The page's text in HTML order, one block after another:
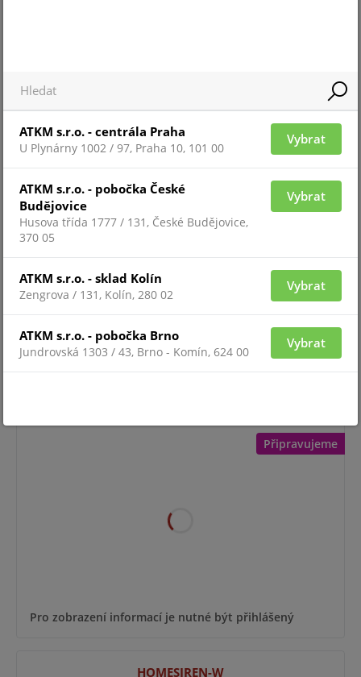
Pro zobrazení informací je nutné být přihlášený
Připravujeme
SUPERIOR STREETSIREN PLUS-W
Pro zobrazení informací je nutné být přihlášený
Připravujeme
Pro zobrazení informací je nutné být přihlášený
HOMESIREN-W
ATKM s.r.o. - centrála Praha
U Plynárny 1002 / 97, Praha 10, 101 00
Vybrat
ATKM s.r.o. - pobočka České
Budějovice
Husova třída 1777 / 131, České Budějovice,
370 05
Vybrat
ATKM s.r.o. - sklad Kolín
Zengrova / 131, Kolín, 280 02
Vybrat
ATKM s.r.o. - pobočka Brno
Jundrovská 1303 / 43, Brno - Komín, 624 00
Vybrat